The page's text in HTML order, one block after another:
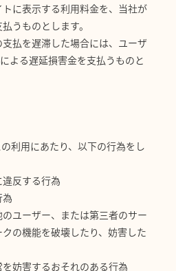
に表示する利用料金を、当社が
うものとします。
払を遅滞した場合には、ユーザ
よる遅延損害金を支払うものと
利用にあたり、以下の行為をし
反する行為
ユーザー、または第三者のサー
の機能を破壊したり、妨害した
妨害するおそれのある行為